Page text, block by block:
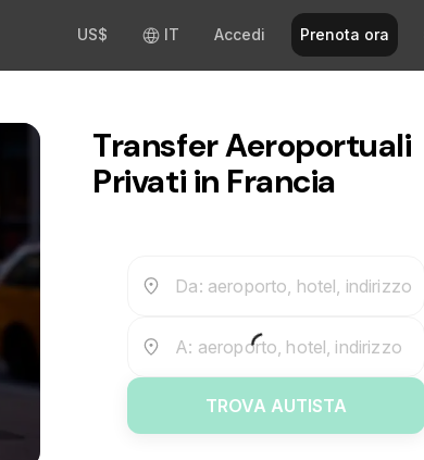
US$ IT Accedi Prenota ora
Transfer Aeroportuali
Privati in Francia
Da: aeroporto, hotel, indirizzo
A: aeroporto, hotel, indirizzo
TROVA AUTISTA